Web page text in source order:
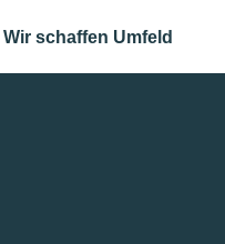
Wir schaffen Umfeld